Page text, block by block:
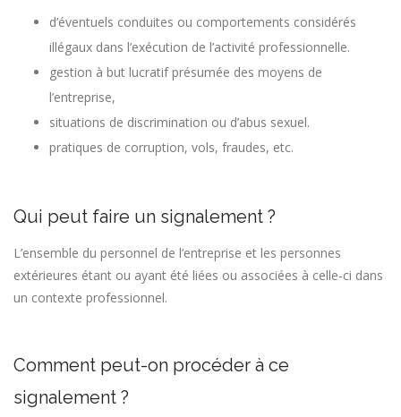
d’éventuels conduites ou comportements considérés
illégaux dans l’exécution de l’activité professionnelle.
gestion à but lucratif présumée des moyens de
l’entreprise,
situations de discrimination ou d’abus sexuel.
pratiques de corruption, vols, fraudes, etc.
Qui peut faire un signalement ?
L’ensemble du personnel de l’entreprise et les personnes
extérieures étant ou ayant été liées ou associées à celle-ci dans
un contexte professionnel.
Comment peut-on procéder à ce
signalement ?